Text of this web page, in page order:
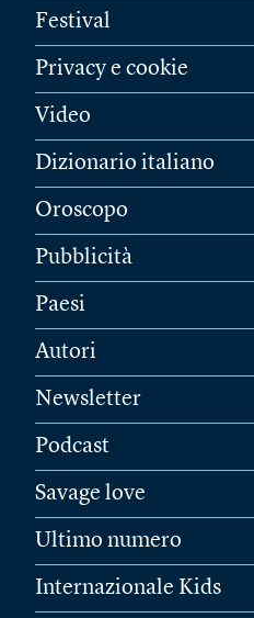
Festival
Privacy e cookie
Video
Dizionario italiano
Oroscopo
Pubblicità
Paesi
Autori
Newsletter
Podcast
Savage love
Ultimo numero
Internazionale Kids